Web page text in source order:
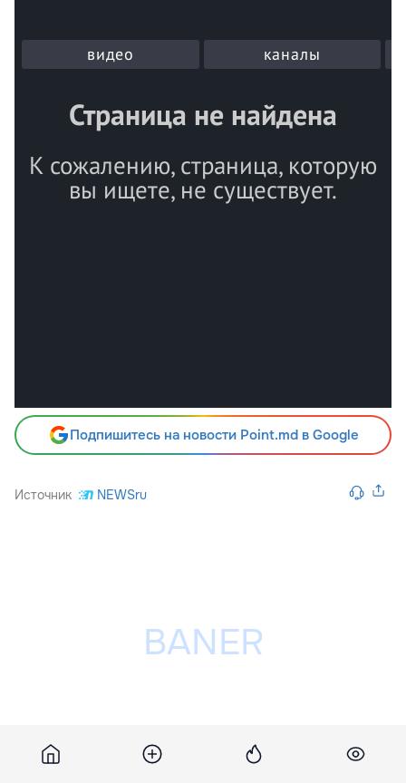
Подпишитесь на новости Point.md в Google
Источник NEWSru